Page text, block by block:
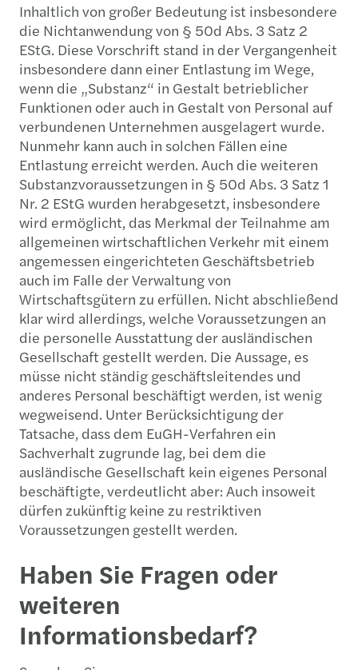
Inhaltlich von großer Bedeutung ist insbesondere
die Nichtanwendung von § 50d Abs. 3 Satz 2
EStG. Diese Vorschrift stand in der Vergangenheit
insbesondere dann einer Entlastung im Wege,
wenn die „Substanz“ in Gestalt betrieblicher
Funktionen oder auch in Gestalt von Personal auf
verbundenen Unternehmen ausgelagert wurde.
Nunmehr kann auch in solchen Fällen eine
Entlastung erreicht werden. Auch die weiteren
Substanzvoraussetzungen in § 50d Abs. 3 Satz 1
Nr. 2 EStG wurden herabgesetzt, insbesondere
wird ermöglicht, das Merkmal der Teilnahme am
allgemeinen wirtschaftlichen Verkehr mit einem
angemessen eingerichteten Geschäftsbetrieb
auch im Falle der Verwaltung von
Wirtschaftsgütern zu erfüllen. Nicht abschließend
klar wird allerdings, welche Voraussetzungen an
die personelle Ausstattung der ausländischen
Gesellschaft gestellt werden. Die Aussage, es
müsse nicht ständig geschäftsleitendes und
anderes Personal beschäftigt werden, ist wenig
wegweisend. Unter Berücksichtigung der
Tatsache, dass dem EuGH-Verfahren ein
Sachverhalt zugrunde lag, bei dem die
ausländische Gesellschaft kein eigenes Personal
beschäftigte, verdeutlicht aber: Auch insoweit
dürfen zukünftig keine zu restriktiven
Voraussetzungen gestellt werden.
Haben Sie Fragen oder
weiteren
Informationsbedarf?